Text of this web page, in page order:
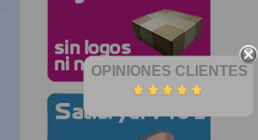
OPINIONES CLIENTES